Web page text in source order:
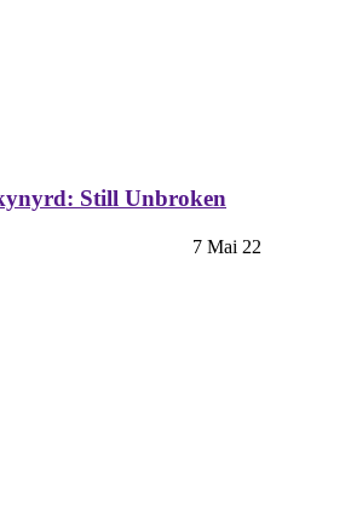
Still Unbroken
7 Mai 22